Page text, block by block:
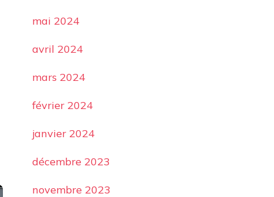
mai 2024
avril 2024
mars 2024
février 2024
janvier 2024
décembre 2023
novembre 2023